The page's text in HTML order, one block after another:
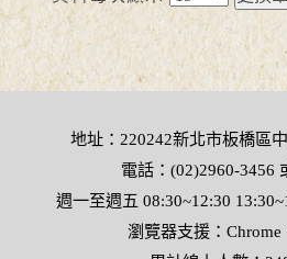
地址：220242新北市板橋區
電話：(02)2960-3456
週一至週五 08:30~12:30
瀏覽器支援：Chrome